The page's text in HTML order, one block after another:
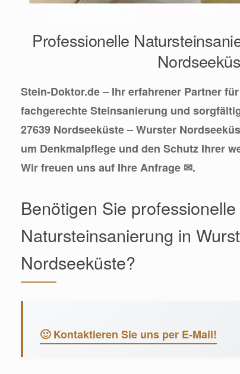
Professionelle
Stein-Doktor.de – Ihr erfahrener Partner
fachgerechte Steinsanierung und
27639 Nordseeküste – Wurster
um Denkmalpflege und den Schutz Ihrer
Wir freuen uns auf Ihre Anfrage ✉.
Benötigen Sie professionelle
Natursteinsanierung in
Nordseeküste?
🙂 Kontaktieren Sie uns per E-Mail!